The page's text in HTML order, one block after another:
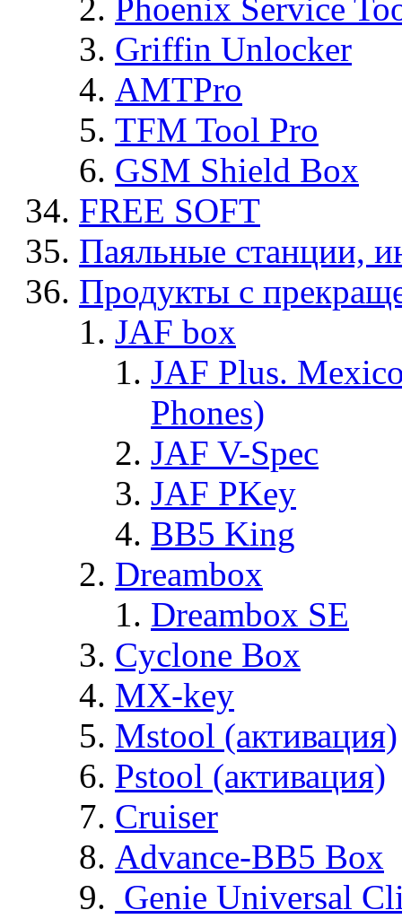
Phoenix Service
Griffin Unlocker
AMTPro
TFM Tool Pro
GSM Shield Box
FREE SOFT
Паяльные станции,
Продукты с
JAF box
JAF Plus.
Phones)
JAF V-Spec
JAF PKey
BB5 King
Dreambox
Dreambox SE
Cyclone Box
MX-key
Mstool (активация)
Pstool (активация)
Cruiser
Advance-BB5 Box
Genie Universal